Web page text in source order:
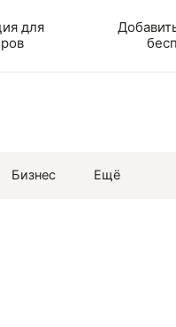
для
Бизнес Ещё